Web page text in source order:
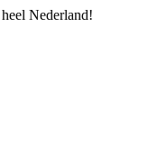
Nederland!